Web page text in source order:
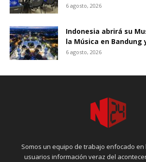
6 agosto, 2026
Indonesia abrirá su
la Música en Bandung
6 agosto, 2026
Somos un equipo de trabajo enfocado
usuarios información veraz del